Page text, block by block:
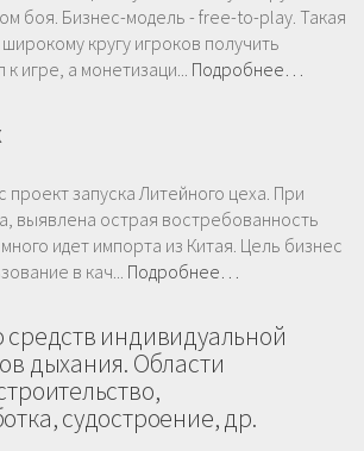
боя. Бизнес-модель - free-to-play. Такая
кругу игроков получить
игре, а монетизаци... Подробнее…
проект запуска Литейного цеха. При
выявлена острая востребованность
идет импорта из Китая. Цель бизнес
в кач... Подробнее…
средств индивидуальной
дыхания. Области
судостроение, др.